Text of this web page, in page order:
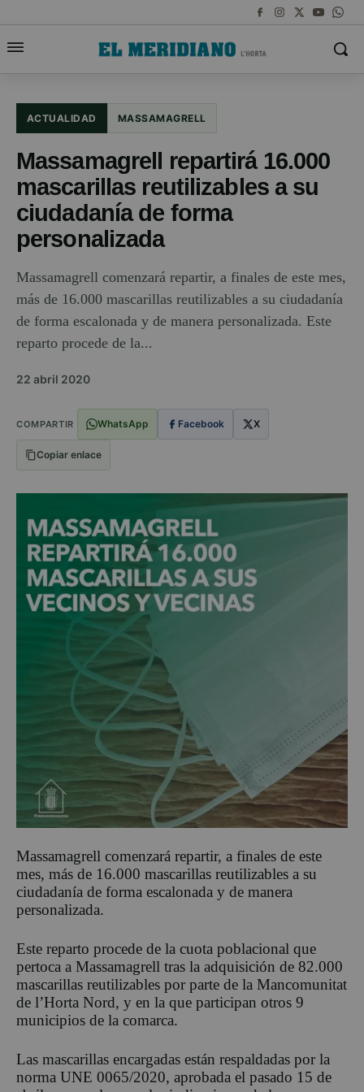
ACTUALIDAD MASSAMAGRELL
Massamagrell repartirá 16.000
mascarillas reutilizables a su
ciudadanía de forma
personalizada
Massamagrell comenzará repartir, a finales de este mes,
más de 16.000 mascarillas reutilizables a su ciudadanía
de forma escalonada y de manera personalizada. Este
reparto procede de la...
22 abril 2020
COMPARTIR WhatsApp Facebook X
Copiar enlace
Massamagrell comenzará repartir, a finales de este
mes, más de 16.000 mascarillas reutilizables a su
ciudadanía de forma escalonada y de manera
personalizada.
Este reparto procede de la cuota poblacional que
pertoca a Massamagrell tras la adquisición de 82.000
mascarillas reutilizables por parte de la Mancomunitat
de l’Horta Nord, y en la que participan otros 9
municipios de la comarca.
Las mascarillas encargadas están respaldadas por la
norma UNE 0065/2020, aprobada el pasado 15 de